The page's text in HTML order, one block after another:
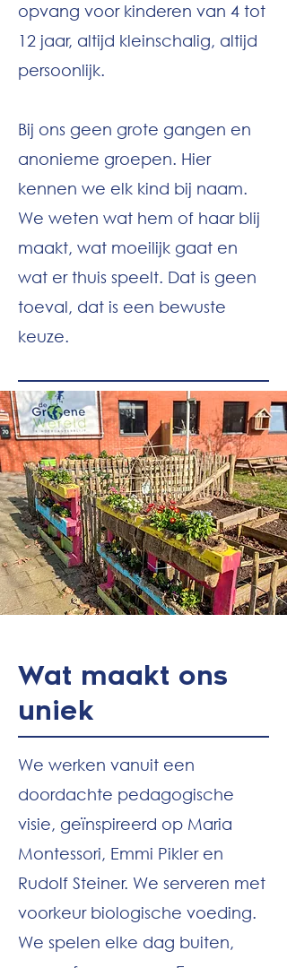
opvang voor kinderen van 4 tot
12 jaar, altijd kleinschalig, altijd
persoonlijk.
Bij ons geen grote gangen en
anonieme groepen. Hier
kennen we elk kind bij naam.
We weten wat hem of haar blij
maakt, wat moeilijk gaat en
wat er thuis speelt. Dat is geen
toeval, dat is een bewuste
keuze.
Wat maakt ons
uniek
We werken vanuit een
doordachte pedagogische
visie, geïnspireerd op Maria
Montessori, Emmi Pikler en
Rudolf Steiner. We serveren met
voorkeur biologische voeding.
We spelen elke dag buiten,